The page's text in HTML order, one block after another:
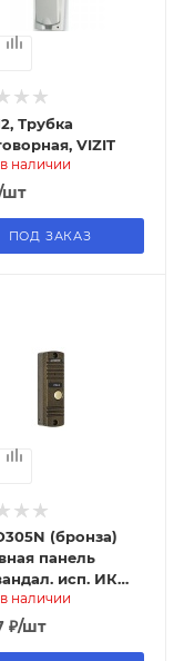
Трубка
VIZIT
наличии
ПОД ЗАКАЗ
(бронза)
панель
исп. ИК
угол 68
наличии
₽/шт